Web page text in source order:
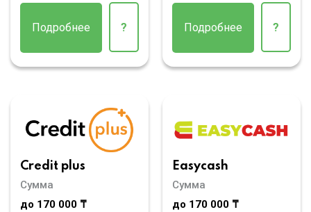
Подробнее ? Подробнее ?
Credit plus
Сумма
до 170 000 ₸
Easycash
Сумма
до 170 000 ₸